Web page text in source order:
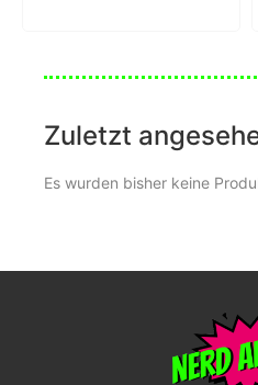
Zuletzt
Es wurden bisher keine